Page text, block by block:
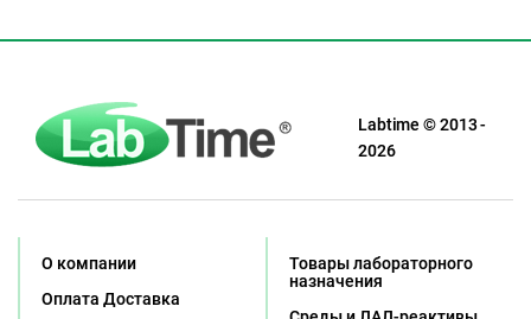
Labtime © 2013 -
2026
О компании
Оплата Доставка
Товары лабораторного
назначения